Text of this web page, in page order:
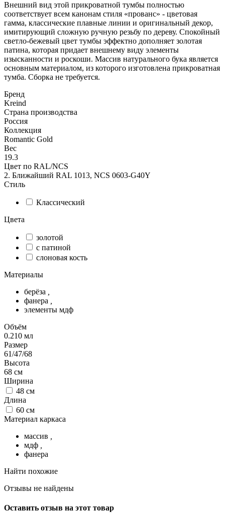
Внешний вид этой прикроватной тумбы полностью
соответствует всем канонам стиля «прованс» - цветовая
гамма, классические плавные линии и оригинальный декор,
имитирующий сложную ручную резьбу по дереву. Спокойный
светло-бежевый цвет тумбы эффектно дополняет золотая
патина, которая придает внешнему виду элементы
изысканности и роскоши. Массив натурального бука является
основным материалом, из которого изготовлена прикроватная
тумба. Сборка не требуется.
Бренд
Kreind
Страна производства
Россия
Коллекция
Romantic Gold
Вес
19.3
Цвет по RAL/NCS
2. Ближайший RAL 1013, NCS 0603-G40Y
Стиль
Классический
Цвета
золотой
с патиной
слоновая кость
Материалы
берёза
фанера
элементы мдф
Объём
0.210 мл
Размер
61/47/68
Высота
68 см
Ширина
48 см
Длина
60 см
Материал каркаса
массив
мдф
фанера
Найти похожие
Отзывы не найдены
Оставить отзыв на этот товар